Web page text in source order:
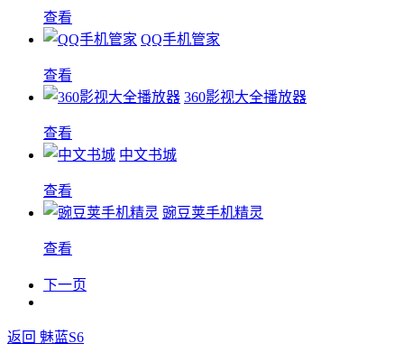
查看
QQ手机管家
查看
360影视大全播放器
查看
中文书城
查看
豌豆荚手机精灵
查看
下一页
返回 魅蓝S6